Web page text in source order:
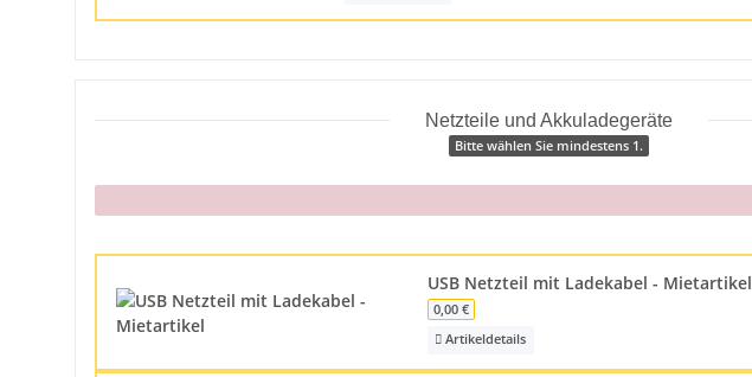
Netzteile und Akkuladegeräte
Bitte wählen Sie mindestens 1.
x
USB Netzteil mit Ladekabel - Mietartikel
0,00 €
Artikeldetails